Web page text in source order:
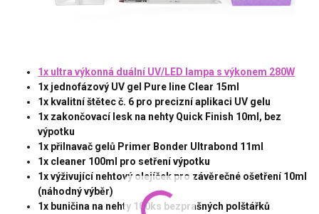
1x ultra výkonná duální UV/LED lampa s výkonem 280W
1x jednofázový UV gel Pure line Clear 15ml
1x kvalitní štětec č. 6 pro precizní aplikaci UV gelu
1x zakončovací lesk na nehty Quick Finish 10ml, bez
výpotku
1x přilnavač gelů Primer Bonder Ultrabond 11ml
1x cleaner 100ml pro setření výpotku
1x výživující nehtový olejíček pro závěrečné ošetření 10ml
(náhodný výběr)
1x buničina na nehty 100ks bezprašných polštářků